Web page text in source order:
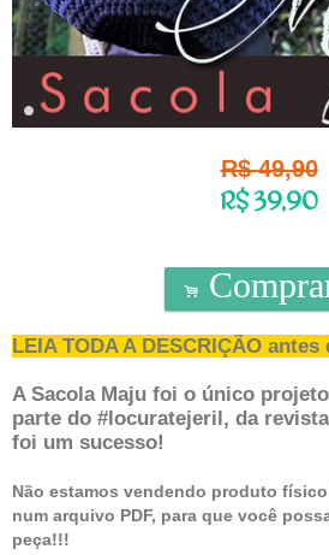
R$49,90
R$39,90
.
LEIA TODA A DESCRIÇÃO
A Sacola Maju foi o único
parte do #locuratejeril, da
foi um sucesso!
Não estamos vendendo produto
num arquivo PDF, para que você
peça!!!